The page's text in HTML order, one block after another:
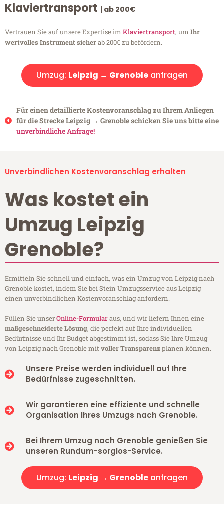
Klaviertransport | ab 200€
Vertrauen Sie auf unsere Expertise im Klaviertransport, um Ihr
wertvolles Instrument sicherab 200€ zu befördern.
Umzug: Leipzig → Grenobleanfragen
Für einen detaillierte Kostenvoranschlag zu Ihrem Anliegen
für die Strecke Leipzig → Grenoble schicken Sie uns bitte eine
unverbindliche Anfrage!
Unverbindlichen Kostenvoranschlag erhalten
Was kostet ein
Umzug Leipzig
Grenoble?
Ermitteln Sie schnell und einfach, was ein Umzug von Leipzig nach
Grenoble kostet, indem Sie bei Stein Umzugsservice aus Leipzig
einen unverbindlichen Kostenvoranschlag anfordern.
Füllen Sie unserOnline-Formularaus, und wir liefern Ihnen eine
maßgeschneiderte Lösung, die perfekt auf Ihre individuellen
Bedürfnisse und Ihr Budget abgestimmt ist, sodass Sie Ihre Umzug
von Leipzig nach Grenoble mitvoller Transparenzplanen können.
Unsere Preise werden individuell auf Ihre
Bedürfnisse zugeschnitten.
Wir garantieren eine effiziente und schnelle
Organisation Ihres Umzugs nach Grenoble.
Bei Ihrem Umzug nach Grenoble genießen Sie
unseren Rundum-sorglos-Service.
Umzug: Leipzig → Grenobleanfragen